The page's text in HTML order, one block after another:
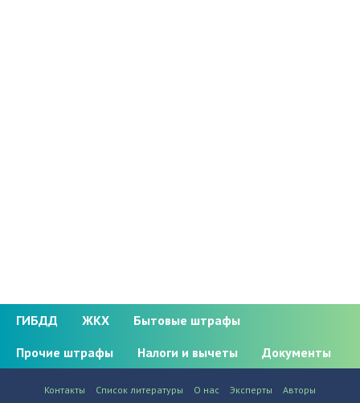
ГИБДД ЖКХ
Бытовые штрафы
Прочие штрафы
Налоги и вычеты Документы
Контакты Список литературы О нас Эксперты Авторы